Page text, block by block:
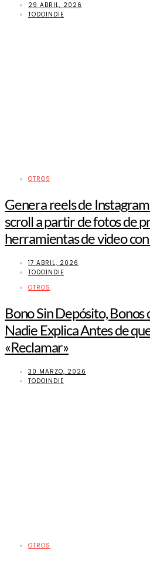
29 ABRIL, 2026
TODOINDIE
OTROS
Genera reels de
scroll a partir de fotos de
herramientas de video
17 ABRIL, 2026
TODOINDIE
OTROS
Bono Sin Depósito, Bonos
Nadie Explica Antes de
«Reclamar»
30 MARZO, 2026
TODOINDIE
OTROS